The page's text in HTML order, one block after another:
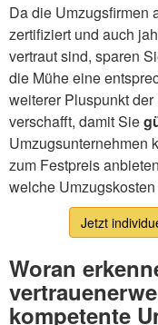
Da die Umzugsfirmen
zertifiziert und auch
vertraut sind, sparen
die Mühe eine
weiterer Pluspunkt
verschafft, damit Sie
Umzugsunternehmen
zum Festpreis
welche
Jetzt
Woran
kompetente